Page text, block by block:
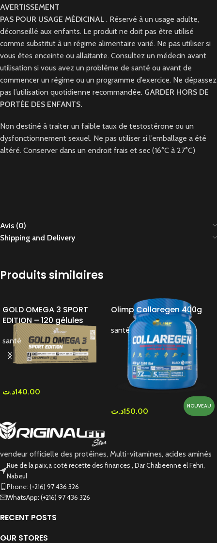
AVERTISSEMENT
PAS POUR USAGE MÉDICINAL . Réservé à un usage adulte,
déconseillé aux enfants. Le produit ne doit pas être utilisé
comme substitut à un régime alimentaire varié. Ne pas utiliser si
vous êtes enceinte ou allaitante. Consultez un médecin avant
utilisation si vous avez un problème de santé ou avant de
commencer un régime ou un programme d’exercice. Ne dépassez
pas l’utilisation quotidienne recommandée. GARDER HORS DE
PORTÉE DES ENFANTS.
Non destiné à traiter un faible taux de testostérone ou un
dysfonctionnement sexuel. Ne pas utiliser si l’emballage a été
altéré. Conserver dans un endroit frais et sec (16°C à 27°C)
Avis (0)
Shipping and Delivery
Produits similaires
GOLD OMEGA 3 SPORT
EDITION – 120 gélules
santé
140.00د.ت
NOUVEAU
Olimp Collaregen 400g
santé
150.00د.ت
vendeur officielle des protéines, Multi-vitamines, acides aminés
Rue de la paix,a coté recette des finances , Dar Chabeenne el Fehri,
Nabeul
Phone: (+216) 97 436 326
WhatsApp: (+216) 97 436 326
RECENT POSTS
OUR STORES